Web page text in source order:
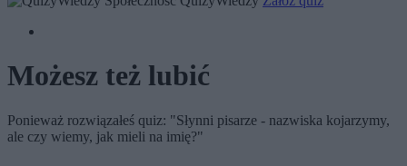
Możesz też lubić
Ponieważ rozwiązałeś quiz: "Słynni pisarze - nazwiska kojarzymy,
ale czy wiemy, jak mieli na imię?"